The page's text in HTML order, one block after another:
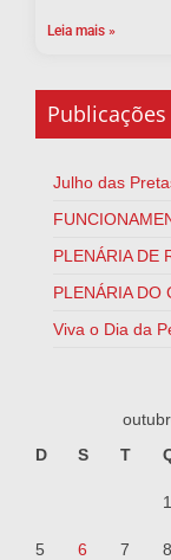
Leia mais »
Publicações
Julho das
PLENÁRIA DE
PLENÁRIA DO
Viva o Dia da
D
S T
1
5 6 7 8